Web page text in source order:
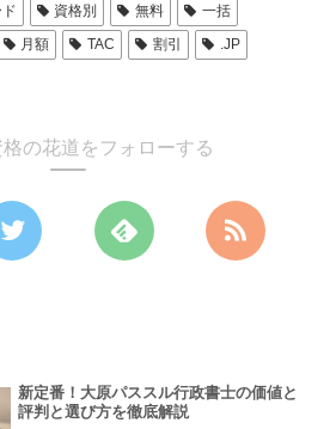
資格別 無料
一括
月額 TAC 割引
.JP
格の花道をフォローする
新定番！大原パススル行政書士の価値と
評判と選び方を徹底解説